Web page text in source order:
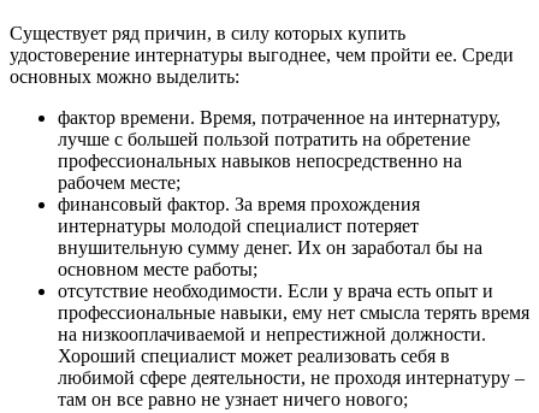
Существует ряд причин, в силу которых купить
удостоверение интернатуры выгоднее, чем пройти ее. Среди
основных можно выделить:
фактор времени. Время, потраченное на интернатуру,
лучше с большей пользой потратить на обретение
профессиональных навыков непосредственно на
рабочем месте;
финансовый фактор. За время прохождения
интернатуры молодой специалист потеряет
внушительную сумму денег. Их он заработал бы на
основном месте работы;
отсутствие необходимости. Если у врача есть опыт и
профессиональные навыки, ему нет смысла терять время
на низкооплачиваемой и непрестижной должности.
Хороший специалист может реализовать себя в
любимой сфере деятельности, не проходя интернатуру –
там он все равно не узнает ничего нового;